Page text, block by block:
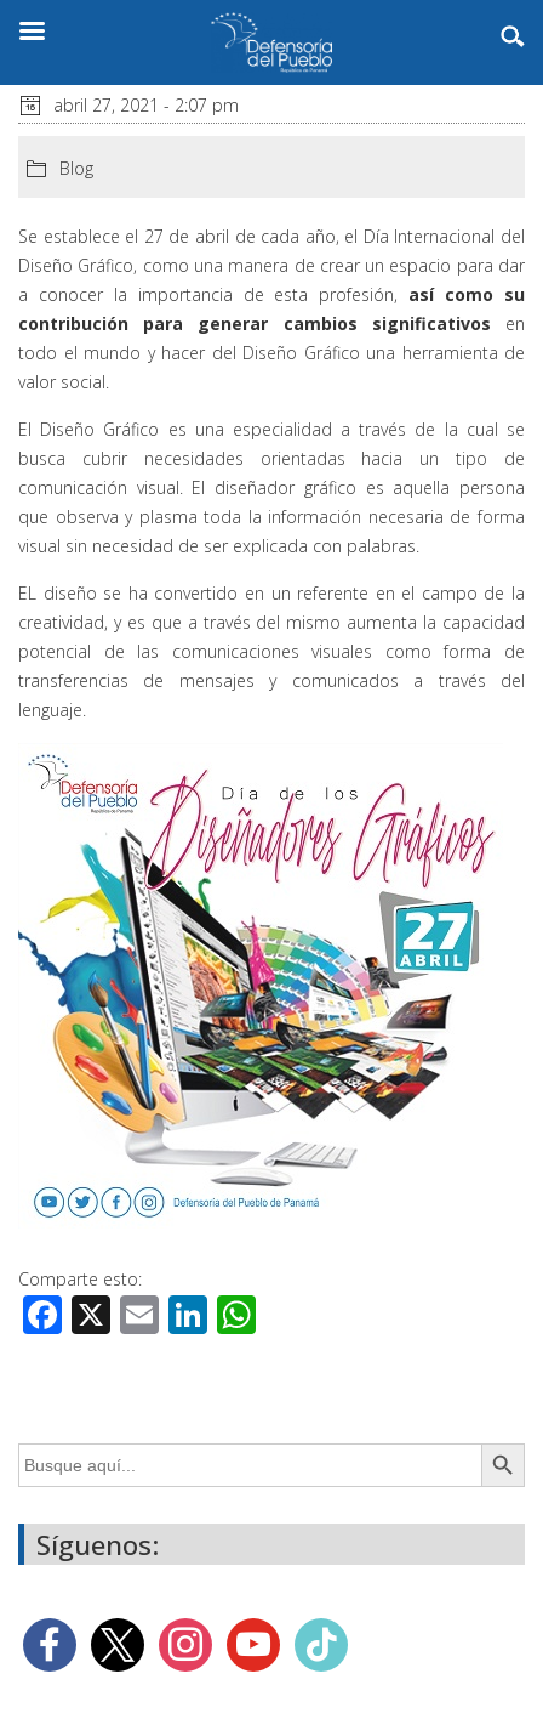
abril 27, 2021 - 2:07 pm
Blog
Se establece el 27 de abril de cada año, el Día Internacional del
Diseño Gráfico, como una manera de crear un espacio para dar
a conocer la importancia de esta profesión, así como su
contribución para generar cambios significativos en
todo el mundo y hacer del Diseño Gráfico una herramienta de
valor social.
El Diseño Gráfico es una especialidad a través de la cual se
busca cubrir necesidades orientadas hacia un tipo de
comunicación visual. El diseñador gráfico es aquella persona
que observa y plasma toda la información necesaria de forma
visual sin necesidad de ser explicada con palabras.
EL diseño se ha convertido en un referente en el campo de la
creatividad, y es que a través del mismo aumenta la capacidad
potencial de las comunicaciones visuales como forma de
transferencias de mensajes y comunicados a través del
lenguaje.
Comparte esto:
Facebook
X EmailLinkedIn
Buscar: Botón de
Síguenos: